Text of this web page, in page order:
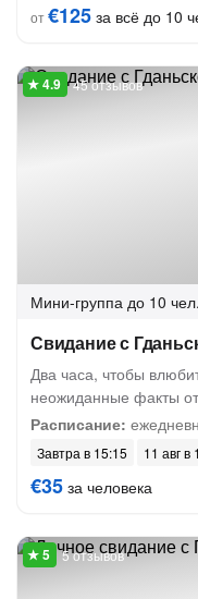
от€125 за всё до 10
45 отзывов
Мини-группа до 10 чел.
Свидание с
Два часа, чтобы
неожиданные факты
Расписание:
Завтра в 15:15 11 авг в
€35 за человека
5 отзывов